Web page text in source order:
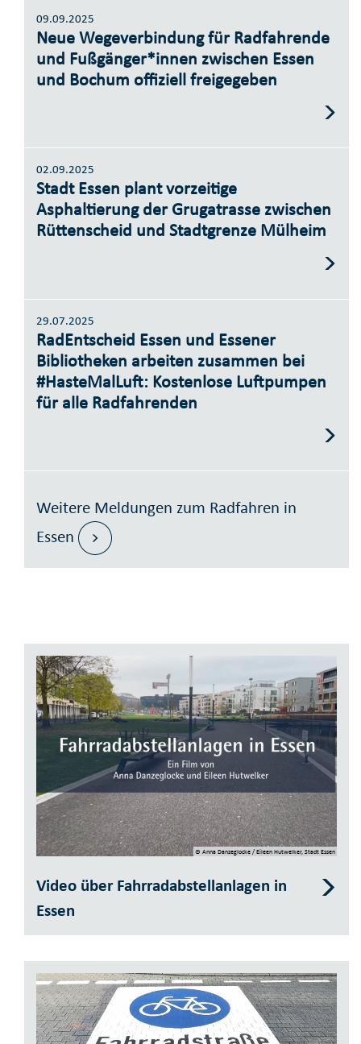
09.09.2025
Neue Wegeverbindung für Radfahrende
und Fußgänger*innen zwischen Essen
und Bochum offiziell freigegeben
02.09.2025
Stadt Essen plant vorzeitige
Asphaltierung der Grugatrasse zwischen
Rüttenscheid und Stadtgrenze Mülheim
29.07.2025
RadEntscheid Essen und Essener
Bibliotheken arbeiten zusammen bei
#HasteMalLuft: Kostenlose Luftpumpen
für alle Radfahrenden
Weitere Meldungen zum Radfahren in
Essen
© Anna Danzeglocke / Eileen Hutwelker, Stadt Essen
Video über Fahrradabstellanlagen in
Essen